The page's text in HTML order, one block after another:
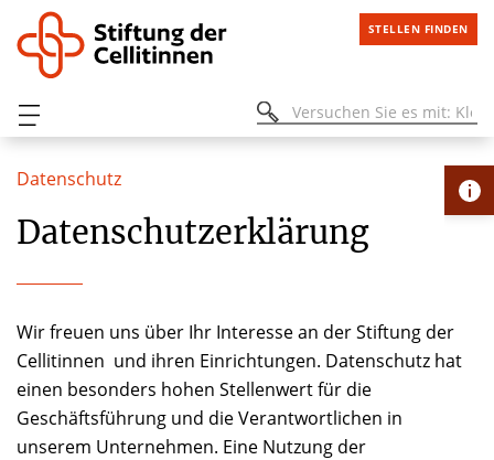
STELLEN FINDEN
Datenschutz
Datenschutzerklärung
Wir freuen uns über Ihr Interesse an der Stiftung der
Cellitinnen und ihren Einrichtungen. Datenschutz hat
einen besonders hohen Stellenwert für die
Geschäftsführung und die Verantwortlichen in
unserem Unternehmen. Eine Nutzung der